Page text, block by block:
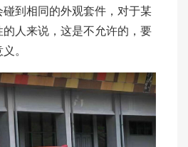
到相同的外观套件，对于某
人来说，这是不允许的，要
。